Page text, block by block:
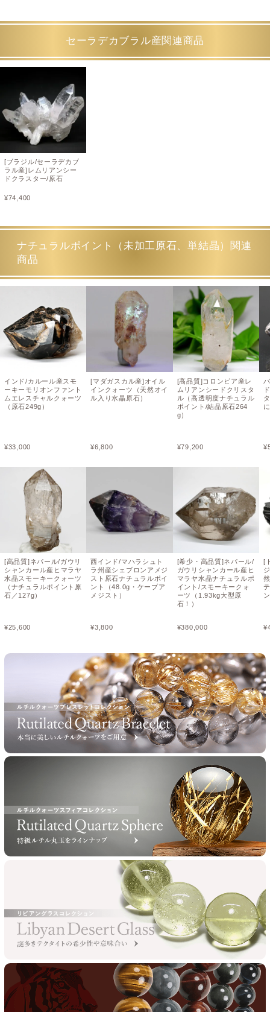
セーラデカブラル産関連商品
[ブラジル/セーラデカブ
ラル産]レムリアンシー
ドクラスター/原石
¥74,400
ナチュラルポイント（未加工原石、単結晶）関連
商品
インド/カルール産スモ
ーキーモリオンファント
ムエレスチャルクォーツ
（原石249g）
¥33,000
[高品質]ネパール/ガウリ
シャンカール産ヒマラヤ
水晶スモーキークォーツ
（ナチュラルポイント原
石／127g）
¥25,600
[マダガスカル産]オイル
インクォーツ（天然オイ
ル入り水晶原石）
¥6,800
西インド/マハラシュト
ラ州産シェブロンアメジ
スト原石ナチュラルポイ
ント（48.0g・ケープア
メジスト）
¥3,800
[高品質]コロンビア産レ
ムリアンシードクリスタ
ル（高透明度ナチュラル
ポイント/結晶原石264
g）
¥79,200
[希少・高品質]ネパール/
ガウリシャンカール産ヒ
マラヤ水晶ナチュラルポ
イント/スモーキークォ
ーツ（1.93kg大型原
石！）
¥380,000
¥
[
¥